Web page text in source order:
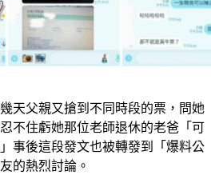
不住虧她那位老師退休的老爸「可
事後這段發文也被轉發到「爆料公
的熱烈討論。